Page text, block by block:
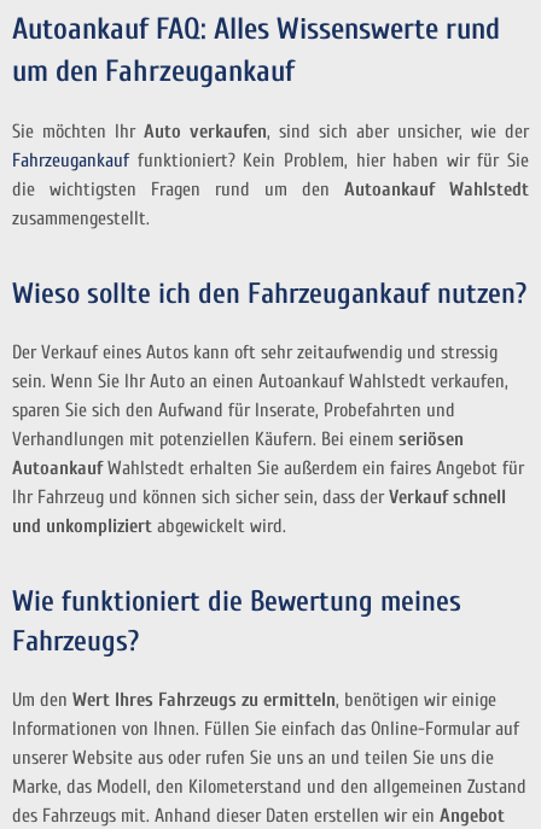
Autoankauf FAQ: Alles Wissenswerte rund
um den Fahrzeugankauf
Sie möchten Ihr Auto verkaufen, sind sich aber unsicher, wie der
Fahrzeugankauffunktioniert? Kein Problem, hier haben wir für Sie
die wichtigsten Fragen rund um den Autoankauf Wahlstedt
zusammengestellt.
Wieso sollte ich den Fahrzeugankauf nutzen?
Der Verkauf eines Autos kann oft sehr zeitaufwendig und stressig
sein. Wenn Sie Ihr Auto an einen Autoankauf Wahlstedt verkaufen,
sparen Sie sich den Aufwand für Inserate, Probefahrten und
Verhandlungen mit potenziellen Käufern. Bei einem seriösen
AutoankaufWahlstedt erhalten Sie außerdem ein faires Angebot für
Ihr Fahrzeug und können sich sicher sein, dass derVerkauf schnell
und unkompliziert abgewickelt wird.
Wie funktioniert die Bewertung meines
Fahrzeugs?
Um den Wert Ihres Fahrzeugs zu ermitteln, benötigen wir einige
Informationen von Ihnen. Füllen Sie einfach das Online-Formular auf
unserer Website aus oder rufen Sie uns an und teilen Sie uns die
Marke, das Modell, den Kilometerstand und den allgemeinen Zustand
des Fahrzeugs mit. Anhand dieser Daten erstellen wir ein Angebot